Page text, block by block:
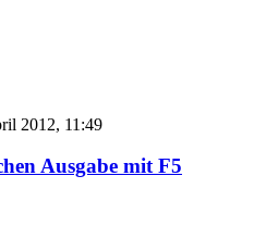
2012, 11:49
Ausgabe mit F5